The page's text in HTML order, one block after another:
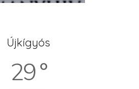
Újkígyós
29 °